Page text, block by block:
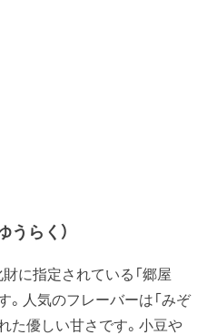
うらく）
に指定されている「郷屋
。人気のフレーバーは「みぞ
た優しい甘さです。小豆や